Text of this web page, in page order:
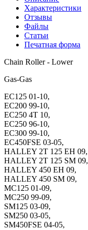
Характеристики
Отзывы
Файлы
Статьи
Печатная форма
Chain Roller - Lower
Gas-Gas
EC125 01-10,
EC200 99-10,
EC250 4T 10,
EC250 96-10,
EC300 99-10,
EC450FSE 03-05,
HALLEY 2T 125 EH 09,
HALLEY 2T 125 SM 09,
HALLEY 450 EH 09,
HALLEY 450 SM 09,
MC125 01-09,
MC250 99-09,
SM125 03-09,
SM250 03-05,
SM450FSE 04-05,